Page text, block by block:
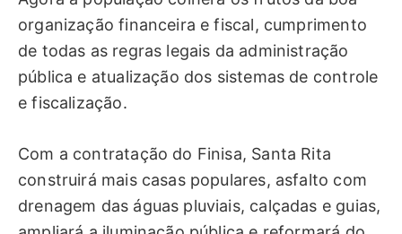
organização financeira e fiscal, cumprimento
de todas as regras legais da administração
pública e atualização dos sistemas de controle
e fiscalização.
Com a contratação do Finisa, Santa Rita
construirá mais casas populares, asfalto com
drenagem das águas pluviais, calçadas e guias,